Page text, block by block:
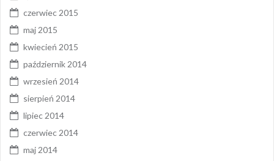
czerwiec 2015
maj 2015
kwiecień 2015
październik 2014
wrzesień 2014
sierpień 2014
lipiec 2014
czerwiec 2014
maj 2014